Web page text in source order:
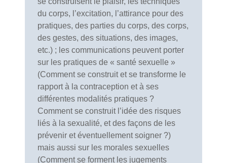
du corps, l’excitation, l’attirance pour des
pratiques, des parties du corps, des corps,
des gestes, des situations, des images,
etc.) ; les communications peuvent porter
sur les pratiques de « santé sexuelle »
(Comment se construit et se transforme le
rapport à la contraception et à ses
différentes modalités pratiques ?
Comment se construit l’idée des risques
liés à la sexualité, et des façons de les
prévenir et éventuellement soigner ?)
mais aussi sur les morales sexuelles
(Comment se forment les jugements